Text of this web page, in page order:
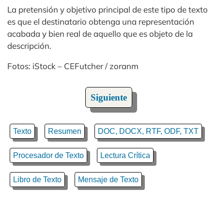
La pretensión y objetivo principal de este tipo de texto
es que el destinatario obtenga una representación
acabada y bien real de aquello que es objeto de la
descripción.
Fotos: iStock – CEFutcher / zoranm
Siguiente
Texto Resumen DOC, DOCX, RTF, ODF, TXT
Procesador de Texto Lectura Crítica
Libro de Texto Mensaje de Texto